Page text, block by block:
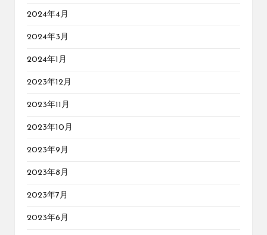
2024年4月
2024年3月
2024年1月
2023年12月
2023年11月
2023年10月
2023年9月
2023年8月
2023年7月
2023年6月